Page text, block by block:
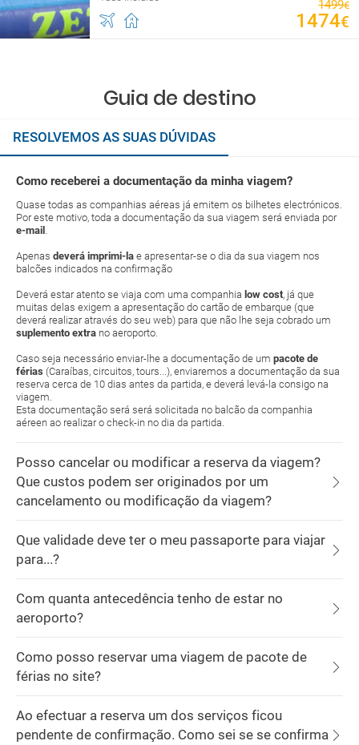
1499€
1474€
Guia de destino
RESOLVEMOS AS SUAS DÚVIDAS
Como receberei a documentação da minha viagem?
Quase todas as companhias aéreas já emitem os bilhetes electrónicos.
Por este motivo, toda a documentação da sua viagem será enviada por
e-mail .
Apenas deverá imprimi-la e apresentar-se o dia da sua viagem nos
balcões indicados na confirmação
Deverá estar atento se viaja com uma companhia low cost, já que
muitas delas exigem a apresentação do cartão de embarque (que
deverá realizar através do seu web) para que não lhe seja cobrado um
suplemento extra no aeroporto.
Caso seja necessário enviar-lhe a documentação de um pacote de
férias (Caraíbas, circuitos, tours...), enviaremos a documentação da sua
reserva cerca de 10 dias antes da partida, e deverá levá-la consigo na
viagem.
Esta documentação será será solicitada no balcão da companhia
aéreen ao realizar o check-in no dia da partida.
Posso cancelar ou modificar a reserva da viagem?
Que custos podem ser originados por um
cancelamento ou modificação da viagem?
Que validade deve ter o meu passaporte para viajar
para...?
Com quanta antecedência tenho de estar no
aeroporto?
Como posso reservar uma viagem de pacote de
férias no site?
Ao efectuar a reserva um dos serviços ficou
pendente de confirmação. Como sei se se confirma